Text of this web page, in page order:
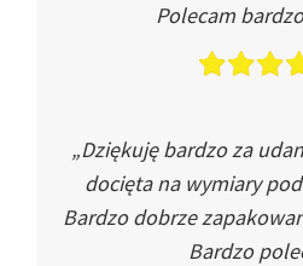
Polecam
„Dziękuję bardzo za
docięta na wymiary
Bardzo dobrze
Bardzo